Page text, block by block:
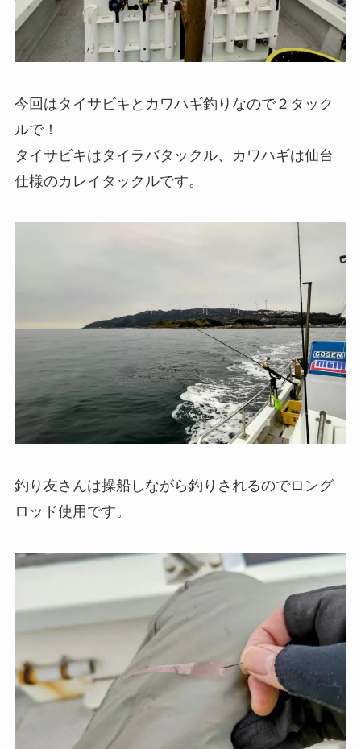
今回はタイサビキとカワハギ釣りなので２タック
ルで！
タイサビキはタイラバタックル、カワハギは仙台
仕様のカレイタックルです。
釣り友さんは操船しながら釣りされるのでロング
ロッド使用です。